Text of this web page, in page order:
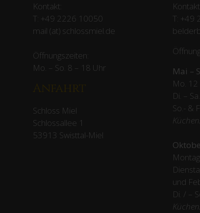
Kontakt:
T: +49 2226 10050
mail (at) schlossmiel.de
Öffnungszeiten:
Mo. – So. 8 – 18 Uhr
Anfahrt
Schloss Miel
Schlossallee 1
53913 Swisttal-Miel
T: +49
Mai –
Mo.
Di. –
So.- &
und
Di. / –